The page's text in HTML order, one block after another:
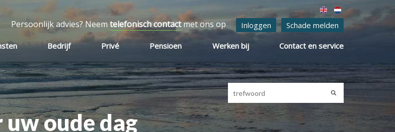
Persoonlijk advies? Neemtelefonisch contactmet ons op Inloggen Schade melden
Bedrijf Privé Pensioen Werken bij Contact en service
oude dag